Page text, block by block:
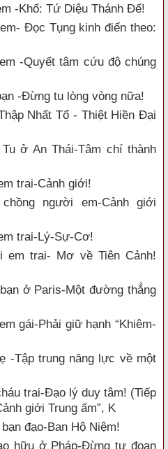
-Khổ: Tứ Diệu Thánh Đế!
Đọc Tụng kinh điển theo:
-Quyết tâm cứu độ chúng
-Đừng tu lòng vòng nữa!
Nhất Tổ - Thiệt Hiền Đại
ở An Thái-Tâm chí thành
trai-Cảnh giới!
người em-Cảnh giới
trai-Lý-Sự-Cơ!
em trai- Mơ về Tiên Cảnh!
ở Paris-Một đường thẳng
gái-Phải giữ hạnh “Khiêm-
-Tập trung năng lực về một
trai-Đạo lý duy tâm! (Tiếp
giới Trung ấm”, K
đạo-Ban Hộ Niệm!
hữu ở Pháp-Đừng tự đoạn